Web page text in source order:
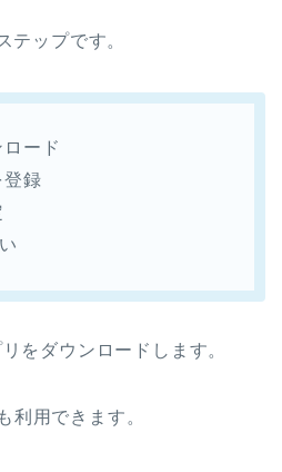
テップです。
ード
録
をダウンロードします。
利用できます。